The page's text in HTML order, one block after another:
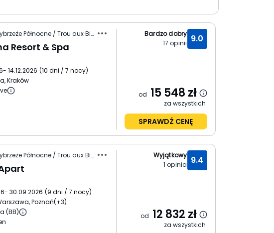
Mauritius / Wybrzeże Północne / Trou aux Biches
Resort & Spa
- 14.12.2026 (10 dni / 7 nocy)
Kraków
9.0
Bardzo dobry
17 opinii
od 15 548 zł
za wszystkich
SPRAWDŹ CENĘ
Mauritius / Wybrzeże Północne / Trou aux Biches
- 30.09.2026 (9 dni / 7 nocy)
Poznań(+3)
(BB)
9.4
Wyjątkowy
1 opinia
od 12 832 zł
za wszystkich